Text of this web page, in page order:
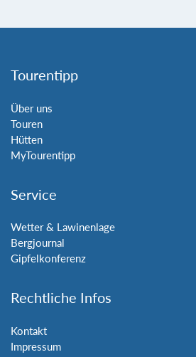
Tourentipp
Über uns
Touren
Hütten
MyTourentipp
Service
Wetter & Lawinenlage
Bergjournal
Gipfelkonferenz
Rechtliche Infos
Kontakt
Impressum